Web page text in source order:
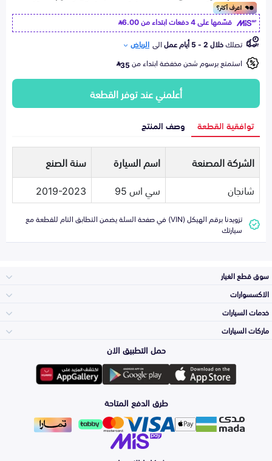
قسّمها على 4 دفعات ابتداء من
6.00
تصلكخلال 2 - 5 أيام عمل الى الرياض
استمتع برسوم شحن مخفضة ابتداء من35
أعلمني عند توفر القطعة
توافقية القطعة وصف المنتج
الشركة المصنعة اسم السيارة
سنة الصنع
شانجان
سي اس 95 2019-2023
تزويدنا برقم الهيكل (VIN) في صفحة السلة يضمن التطابق التام للقطعة مع
سيارتك
سوق قطع الغيار
المكائن، القيرات
وملحقاتها
الشمعات
والاصطبات (الاضاءة)
الفرامل والأقمشة
الاكسسوارات
لوازم الرحلات
اكسسوارات العناية
خدمات السيارات
الأكثر مبيعاً
التلميع والعناية
ماركات السيارات
تويوتا
هيونداي
حمل التطبيق الان
طرق الدفع المتاحة